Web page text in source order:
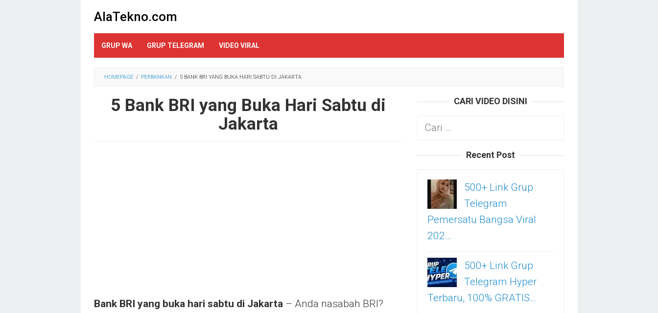
konten
AlaTekno.com
GRUP WA GRUP TELEGRAM VIDEO VIRAL
HOMEPAGE / PERBANKAN / 5 BANK BRI YANG BUKA HARI SABTU DI JAKARTA
5 Bank BRI yang Buka Hari Sabtu di
Jakarta
Bank BRI yang buka hari sabtu di Jakarta – Anda nasabah BRI?
CARI VIDEO DISINI
Cari
Recent Post
500+ Link Grup
Telegram
Pemersatu Bangsa Viral
202…
500+ Link Grup
Telegram Hyper
Terbaru, 100% GRATIS…